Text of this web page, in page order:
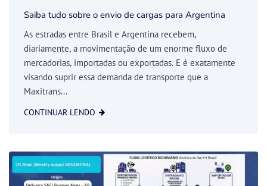
Saiba tudo sobre o envio de cargas para Argentina
As estradas entre Brasil e Argentina recebem,
diariamente, a movimentação de um enorme fluxo de
mercadorias, importadas ou exportadas. E é exatamente
visando suprir essa demanda de transporte que a
Maxitrans...
CONTINUAR LENDO